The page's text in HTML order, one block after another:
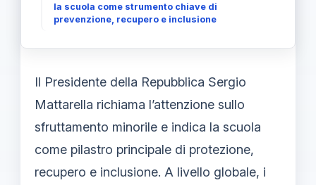
la scuola come strumento chiave di
prevenzione, recupero e inclusione
Il Presidente della Repubblica Sergio
Mattarella richiama l’attenzione sullo
sfruttamento minorile e indica la scuola
come pilastro principale di protezione,
recupero e inclusione. A livello globale, i